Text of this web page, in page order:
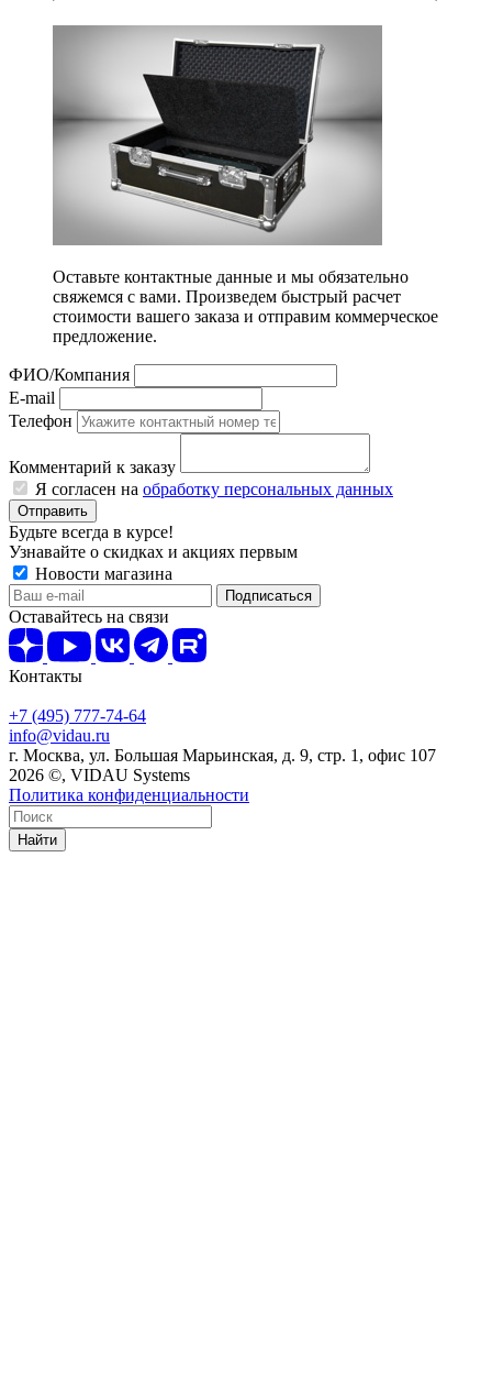
Оставьте контактные данные и мы обязательно
свяжемся с вами. Произведем быстрый расчет
стоимости вашего заказа и отправим коммерческое
предложение.
ФИО/Компания
E-mail
Телефон
Комментарий к заказу
Я согласен на обработку персональных данных
Отправить
Будьте всегда в курсе!
Узнавайте о скидках и акциях первым
Новости магазина
Оставайтесь на связи
Контакты
+7 (495) 777-74-64
info@vidau.ru
г. Москва, ул. Большая Марьинская, д. 9, стр. 1, офис 107
2026 ©, VIDAU Systems
Политика конфиденциальности
Найти